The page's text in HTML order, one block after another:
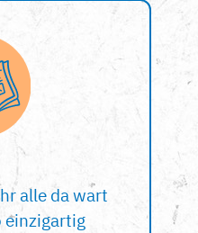
alle da wart
einzigartig